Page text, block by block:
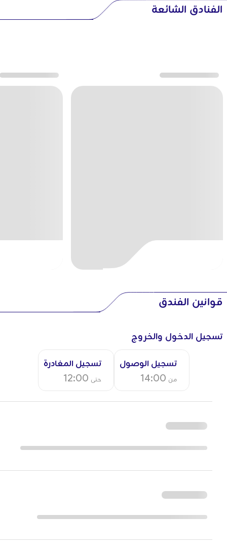
الفنادق الشائعة
قوانين الفندق
تسجيل الدخول والخروج
تسجيل الوصول
من
تسجيل المغادرة
حتى